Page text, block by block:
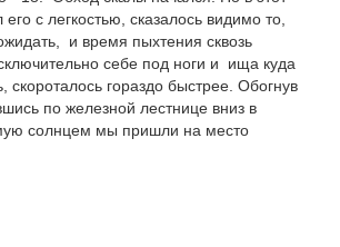
с легкостью, сказалось видимо то,
и время пыхтения сквозь
себе под ноги и ища куда
скороталось гораздо быстрее. Обогнув
по железной лестнице вниз в
солнцем мы пришли на место